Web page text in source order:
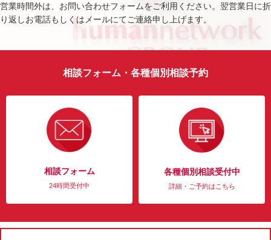
営業時間外は、お問い合わせフォームをご利用ください。翌営業日に折
り返しお電話もしくはメールにてご連絡申し上げます。
相談フォーム・各種個別相談予約
相談フォーム
24時間受付中
各種個別相談受付中
詳細・ご予約はこちら